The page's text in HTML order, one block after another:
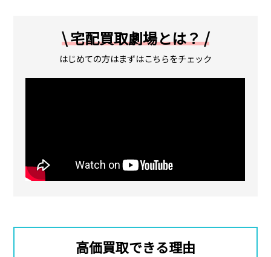
\ 宅配買取劇場とは？ /
はじめての方はまずはこちらをチェック
高価買取できる理由